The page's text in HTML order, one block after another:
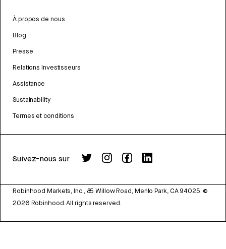
À propos de nous
Blog
Presse
Relations Investisseurs
Assistance
Sustainability
Termes et conditions
Suivez-nous sur
Robinhood Markets, Inc., 85 Willow Road, Menlo Park, CA 94025. ©
2026 Robinhood. All rights reserved.